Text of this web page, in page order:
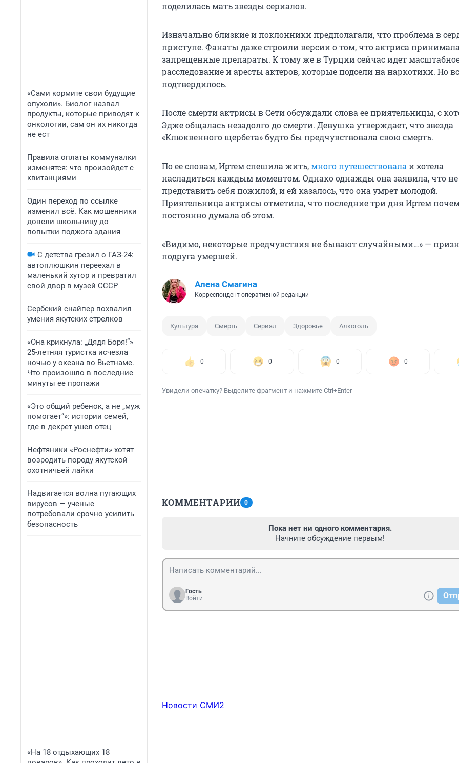
«Сами кормите свои будущие
опухоли». Биолог назвал
продукты, которые приводят к
онкологии, сам он их никогда
не ест
Правила оплаты коммуналки
изменятся: что произойдет с
квитанциями
Один переход по ссылке
изменил всё. Как мошенники
довели школьницу до
попытки поджога здания
С детства грезил о ГАЗ-24:
автоплюшкин переехал в
маленький хутор и превратил
свой двор в музей СССР
Сербский снайпер похвалил
умения якутских стрелков
«Она крикнула: „Дядя Боря!“»
25-летняя туристка исчезла
ночью у океана во Вьетнаме.
Что произошло в последние
минуты ее пропажи
«Это общий ребенок, а не „муж
помогает“»: истории семей,
где в декрет ушел отец
Нефтяники «Роснефти» хотят
возродить породу якутской
охотничьей лайки
Надвигается волна пугающих
вирусов — ученые
потребовали срочно усилить
безопасность
«На 18 отдыхающих 18
поделилась мать звезды сериалов.
Изначально близкие и поклонники предполагали, что проблема в
приступе. Фанаты даже строили версии о том, что актриса
запрещенные препараты. К тому же в Турции сейчас идет
расследование и аресты актеров, которые подсели на наркотики. Но
подтвердилось.
После смерти актрисы в Сети обсуждали слова ее приятельницы, с
Эдже общалась незадолго до смерти. Девушка утверждает, что звезда
«Клюквенного щербета» будто бы предчувствовала свою смерть.
По ее словам, Иртем спешила жить,много путешествовала и хотела
насладиться каждым моментом. Однако однажды она заявила, что
представить себя пожилой, и ей казалось, что она умрет молодой.
Приятельница актрисы отметила, что последние три дня Иртем
постоянно думала об этом.
«Видимо, некоторые предчувствия не бывают случайными…» —
подруга умершей.
Алена Смагина
Корреспондент оперативной редакции
Культура Смерть Сериал Здоровье Алкоголь
0 0 0 0
Увидели опечатку? Выделите фрагмент и нажмите Ctrl+Enter
КОММЕНТАРИИ 0
Пока нет ни одного комментария.
Начните обсуждение первым!
Гость
Войти
Новости СМИ2